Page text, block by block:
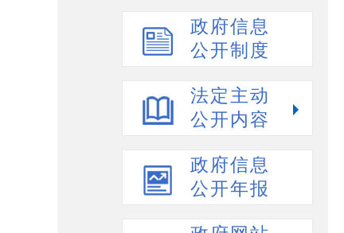
政府信息
公开制度
法定主动
公开内容
政府信息
公开年报